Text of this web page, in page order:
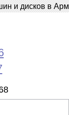
и дисков в